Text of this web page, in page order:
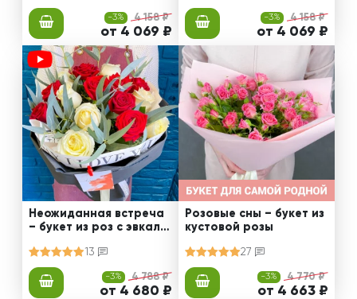
-3% 4 158 ₽
от 4 069 ₽
-3% 4 158 ₽
от 4 069 ₽
Неожиданная встреча
– букет из роз с эвкали
13
-3% 4 788 ₽
от 4 680 ₽
Розовые сны – букет из
кустовой розы
27
-3% 4 770 ₽
от 4 663 ₽